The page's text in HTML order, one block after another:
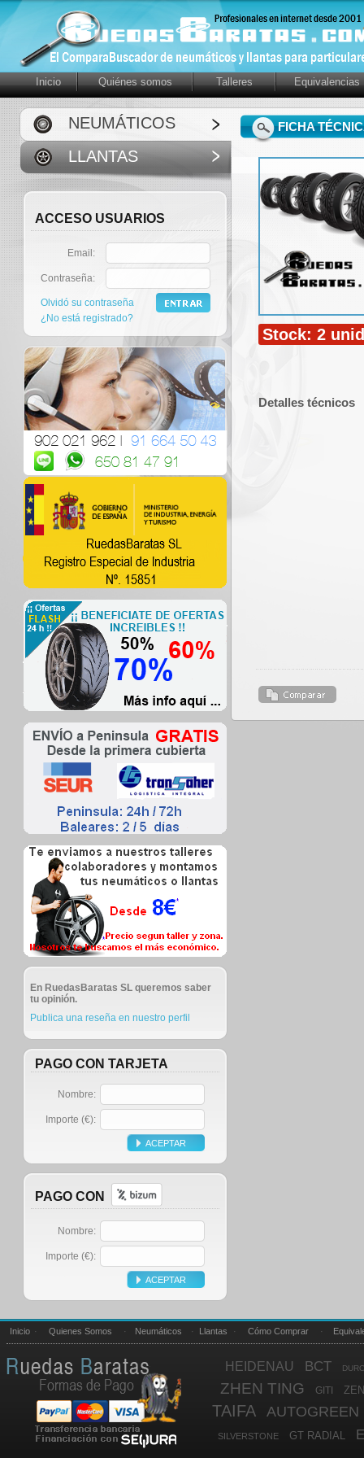
Inicio Quiénes somos Talleres Equivalencias
NEUMÁTICOS
LLANTAS
ACCESO USUARIOS
Email:
Contraseña:
Olvidó su contraseña
¿No está registrado?
En RuedasBaratas SL queremos saber
tu opinión.
Publica una reseña en nuestro perfil
PAGO CON TARJETA
Nombre:
Importe (€):
PAGO CON
Nombre:
Importe (€):
FICHA
Detalles técnicos
Inicio · Quienes Somos · Neumáticos · Llantas · Cómo Comprar ·
HEIDENAU BCT
ZHEN TING GITI
TAIFA AUTOGREEN
SILVERSTONE GT RADIAL